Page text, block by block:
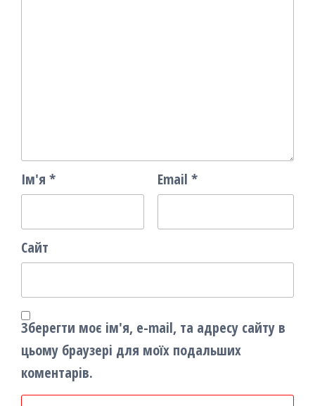
Ім'я * Email *
Сайт
Зберегти моє ім'я, e-mail, та адресу сайту в
цьому браузері для моїх подальших
коментарів.